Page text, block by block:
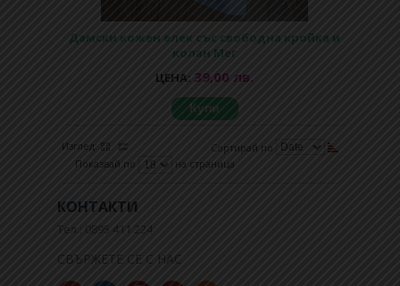
Дамски кожен елек със свободна кройка и
колан Мег
ЦЕНА: 39,00 лв.
Купи
Изглед:
Сортирай по
Показвай по
на страница
КОНТАКТИ
Тел.: 0895 411 224
СВЪРЖЕТЕ СЕ С НАС